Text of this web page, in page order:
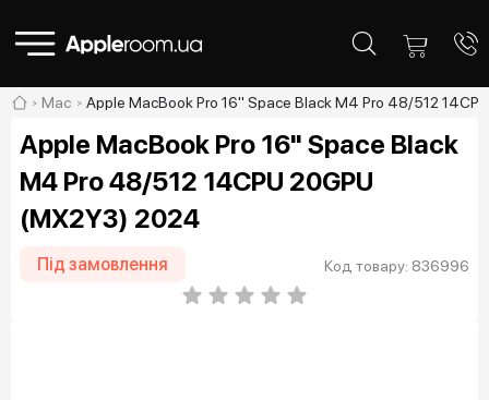
Mac Apple MacBook Pro 16" Space Black M4 Pro 48/512
Apple MacBook Pro 16" Space Black
M4 Pro 48/512 14CPU 20GPU
(MX2Y3) 2024
Під замовлення Код товару: 836996